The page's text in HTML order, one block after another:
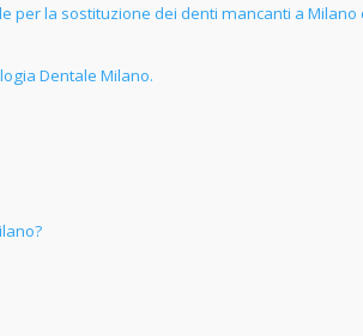
per la sostituzione dei denti mancanti a
Dentale Milano.